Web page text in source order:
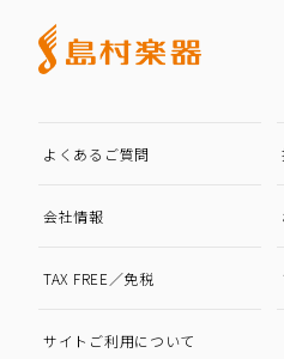
よくあるご質問
会社情報
TAX FREE／免税
サイトご利用について